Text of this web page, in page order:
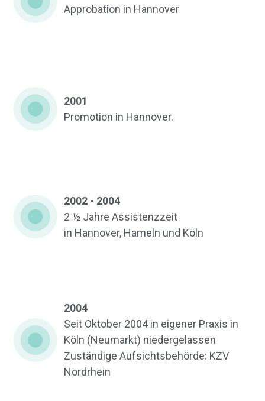
Approbation in Hannover
2001
Promotion in Hannover.
2002 - 2004
2 ½ Jahre Assistenzzeit
in Hannover, Hameln und Köln
2004
Seit Oktober 2004 in eigener Praxis in
Köln (Neumarkt) niedergelassen
Zuständige Aufsichtsbehörde: KZV
Nordrhein